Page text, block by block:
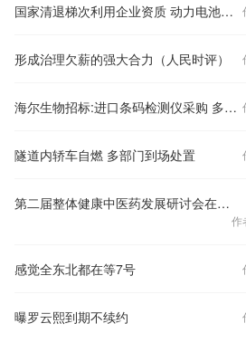
国家清退梯次利用企业资质 动力电池回收产业迎洗牌
形成治理欠薪的强大合力（人民时评）
海尔生物招标:进口条码检测仪采购 多项目招标需求待解
隧道内轿车自燃 多部门到场处置
第二届整体健康中医药发展研讨会在京举行 探索“中国式整体健康”新路径
作
感觉全东北都在等7号
曝罗云熙到期不续约